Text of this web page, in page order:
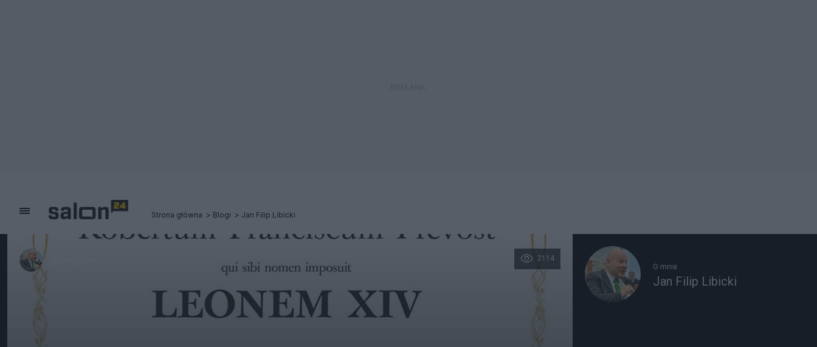
Strona główna Blogi Jan Filip Libicki
2114
O mnie
Jan Filip Libicki